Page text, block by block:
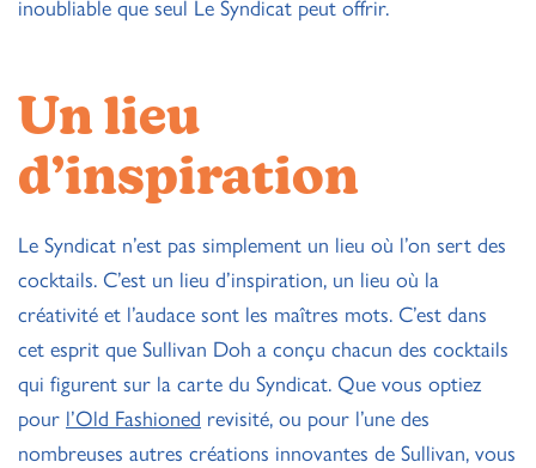
inoubliable que seul Le Syndicat peut offrir.
Un lieu
d’inspiration
Le Syndicat n’est pas simplement un lieu où l’on sert des
cocktails. C’est un lieu d’inspiration, un lieu où la
créativité et l’audace sont les maîtres mots. C’est dans
cet esprit que Sullivan Doh a conçu chacun des cocktails
qui figurent sur la carte du Syndicat. Que vous optiez
pour l’Old Fashioned revisité, ou pour l’une des
nombreuses autres créations innovantes de Sullivan, vous